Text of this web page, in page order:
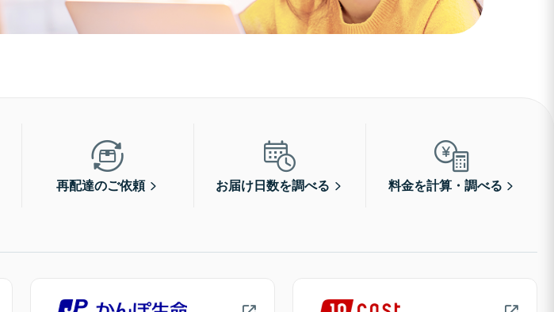
再配達のご依頼 お届け日数を調べる 料金を計算・調べる